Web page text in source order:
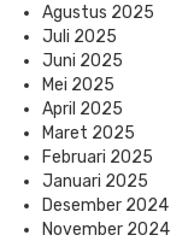
Agustus 2025
Juli 2025
Juni 2025
Mei 2025
April 2025
Maret 2025
Februari 2025
Januari 2025
Desember 2024
November 2024